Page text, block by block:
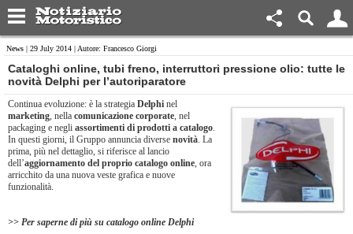
News | 29 July 2014 | Autore: Francesco Giorgi
Cataloghi online, tubi freno, interruttori pressione olio: tutte le
novità Delphi per l’autoriparatore
Continua evoluzione: è la strategia Delphi nel
marketing, nella comunicazione corporate, nel
packaging e negli assortimenti di prodotti a catalogo.
In questi giorni, il Gruppo annuncia diverse novità. La
prima, più nel dettaglio, si riferisce al lancio
dell’aggiornamento del proprio catalogo online, ora
arricchito da una nuova veste grafica e nuove
funzionalità.
>> Per saperne di più su catalogo online Delphi